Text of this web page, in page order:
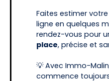
Faites estimer
ligne en quelques
rendez-vous pour
place, précise et
💡 Avec Immo-
commence